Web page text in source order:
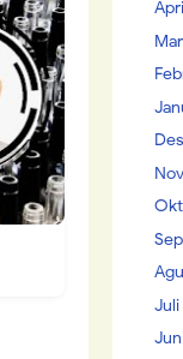
Juli